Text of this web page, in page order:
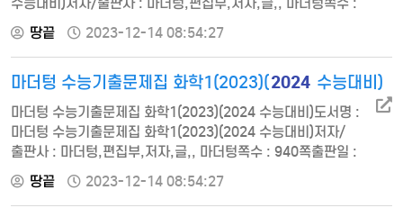
700쪽출판일 : 2022-12-01ISBN : 9791168591738정가 :
16900Ⅰ. 언어1. 개념 정리 및 연습 문제1) 음운2) 단어3) 문장4)
단어의 의미5) 어문 규정2. 음운1) 음운의 개념2) 음운의 변동3.
단어1) 형태소와 단어2) 단어의 형성3) 품사4. 문장1) 문장 성분2)
문장의 짜임3) 문법 요소4…
땅끝 2023-12-14 08:54:27
마더텅 수능기출문제집 화학1(2023)(2024 수능대비)
마더텅 수능기출문제집 화학1(2023)(2024 수능대비)도서명 :
마더텅 수능기출문제집 화학1(2023)(2024 수능대비)저자/
출판사 : 마더텅,편집부,저자,글,, 마더텅쪽수 : 940쪽출판일 :
2022-12-01ISBN : 9791168591967정가 :
19900〈단원별〉Ⅰ. 화학의 첫걸음 1. 화학의 유용성 01
의식주와 화학 02 탄소 화합물의 유용성 2. 물질의 양과 화학
땅끝 2023-12-14 08:54:27